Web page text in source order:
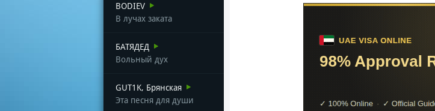
BODIEV
В лучах заката
БАТЯДЕД
Вольный дух
GUT1K, Брянская
Эта песня для души